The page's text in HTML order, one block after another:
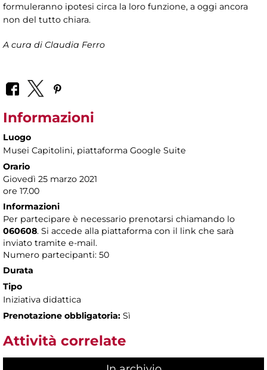
formuleranno ipotesi circa la loro funzione, a oggi ancora
non del tutto chiara.
A cura di Claudia Ferro
Informazioni
Luogo
Musei Capitolini, piattaforma Google Suite
Orario
Giovedì 25 marzo 2021
ore 17.00
Informazioni
Per partecipare è necessario prenotarsi chiamando lo
060608. Si accede alla piattaforma con il link che sarà
inviato tramite e-mail.
Numero partecipanti: 50
Durata
Tipo
Iniziativa didattica
Prenotazione obbligatoria: Sì
Attività correlate